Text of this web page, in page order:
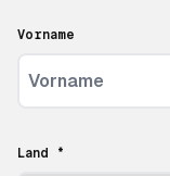
Vorname
Land *